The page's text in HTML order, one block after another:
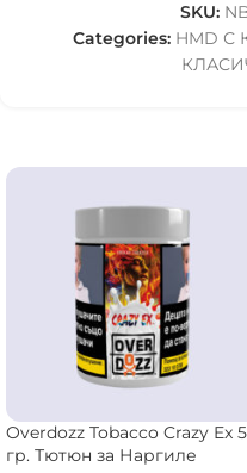
SKU:
Categories: HMD С
Overdozz Tobacco Crazy Ex
гр. Тютюн за Наргиле